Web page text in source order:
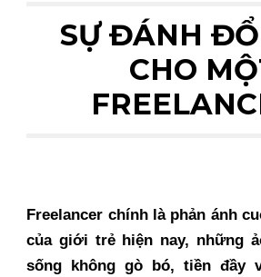
SỰ ĐÁNH
CHO
Freelancer chính là phản ánh
của giới trẻ hiện nay, những
sống không gò bó, tiền đầy